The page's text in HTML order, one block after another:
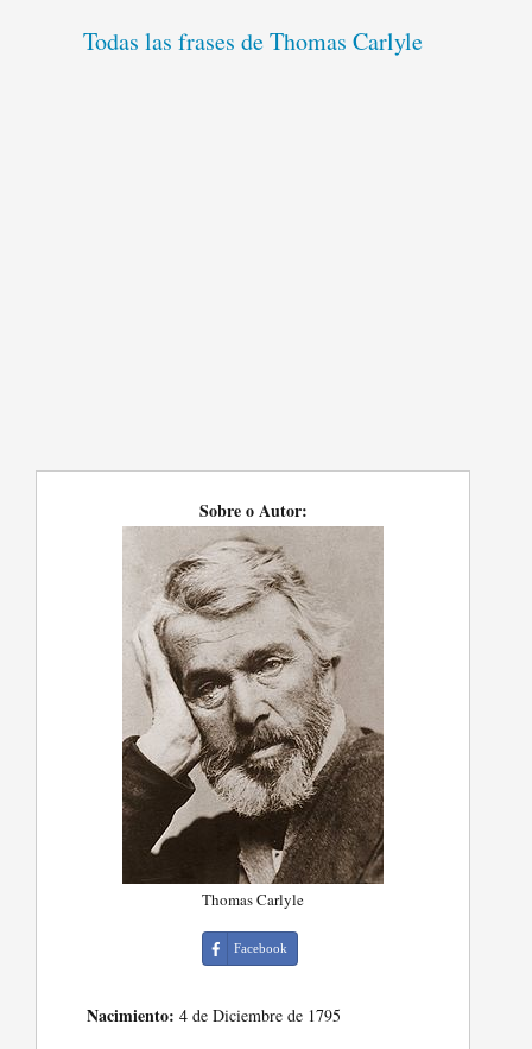
Todas las frases de Thomas Carlyle
Sobre o Autor:
Thomas Carlyle
Facebook
Nacimiento: 4 de Diciembre de 1795